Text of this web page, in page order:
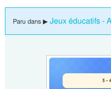
Paru dans ▶ Jeux éducatifs -